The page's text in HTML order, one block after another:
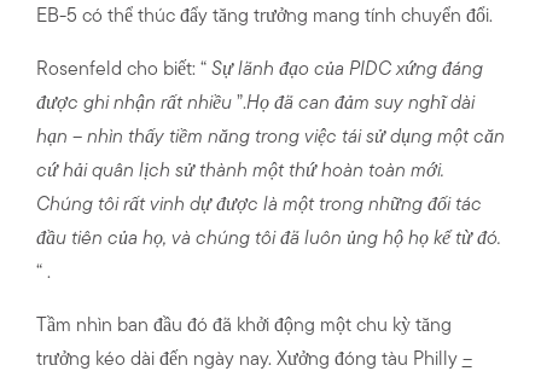
EB-5 có thể thúc đẩy tăng trưởng mang tính chuyển đổi.
Rosenfeld cho biết: “ Sự lãnh đạo của PIDC xứng đáng
được ghi nhận rất nhiều”.Họ đã can đảm suy nghĩ dài
hạn – nhìn thấy tiềm năng trong việc tái sử dụng một căn
cứ hải quân lịch sử thành một thứ hoàn toàn mới.
Chúng tôi rất vinh dự được là một trong những đối tác
đầu tiên của họ, và chúng tôi đã luôn ủng hộ họ kể từ đó.
“ .
Tầm nhìn ban đầu đó đã khởi động một chu kỳ tăng
trưởng kéo dài đến ngày nay. Xưởng đóng tàu Philly –